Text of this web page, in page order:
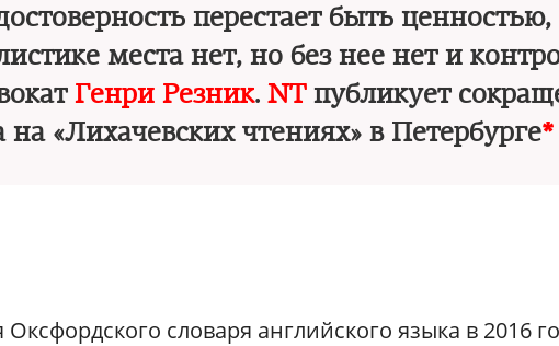
перестает быть ценностью,
места нет, но без нее нет и
Генри Резник. NTпубликует
«Лихачевских чтениях» в Петербурге*
словаря английского языка в 2016